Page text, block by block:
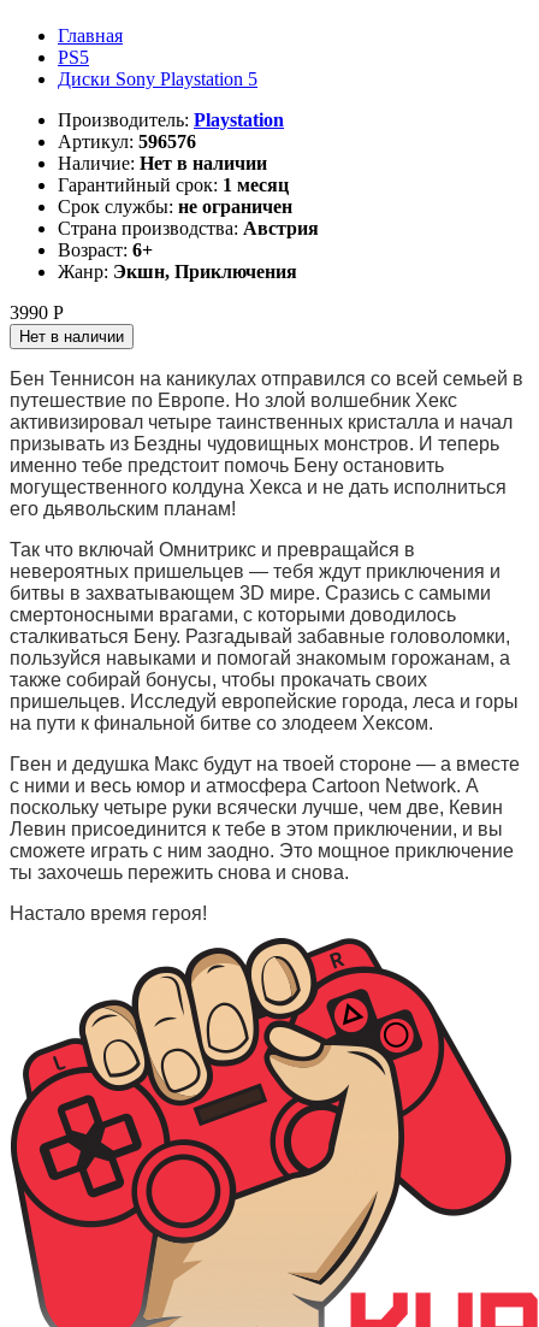
Главная
PS5
Диски Sony Playstation 5
Производитель: Playstation
Артикул: 596576
Наличие: Нет в наличии
Гарантийный срок: 1 месяц
Срок службы: не ограничен
Страна производства: Австрия
Возраст: 6+
Жанр: Экшн, Приключения
3990 Р
Нет в наличии
Бен Теннисон на каникулах отправился со всей семьей в
путешествие по Европе. Но злой волшебник Хекс
активизировал четыре таинственных кристалла и начал
призывать из Бездны чудовищных монстров. И теперь
именно тебе предстоит помочь Бену остановить
могущественного колдуна Хекса и не дать исполниться
его дьявольским планам!
Так что включай Омнитрикс и превращайся в
невероятных пришельцев — тебя ждут приключения и
битвы в захватывающем 3D мире. Сразись с самыми
смертоносными врагами, с которыми доводилось
сталкиваться Бену. Разгадывай забавные головоломки,
пользуйся навыками и помогай знакомым горожанам, а
также собирай бонусы, чтобы прокачать своих
пришельцев. Исследуй европейские города, леса и горы
на пути к финальной битве со злодеем Хексом.
Гвен и дедушка Макс будут на твоей стороне — а вместе
с ними и весь юмор и атмосфера Cartoon Network. А
поскольку четыре руки всячески лучше, чем две, Кевин
Левин присоединится к тебе в этом приключении, и вы
сможете играть с ним заодно. Это мощное приключение
ты захочешь пережить снова и снова.
Настало время героя!